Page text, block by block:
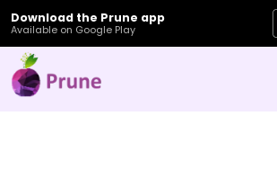
Download the Prune app
Available on Google Play